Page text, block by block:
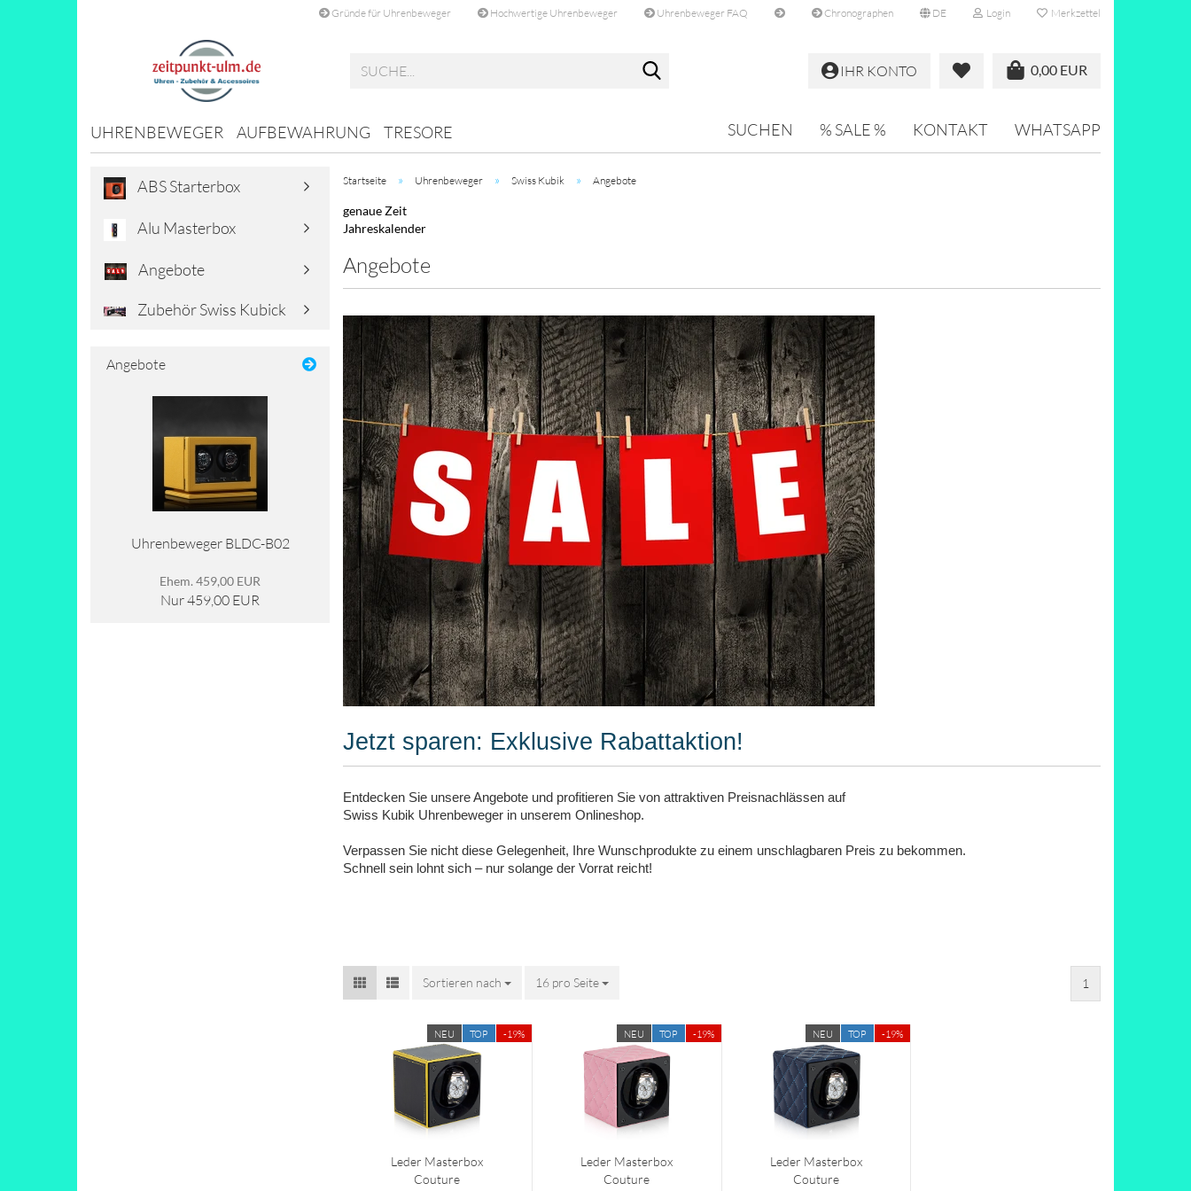
Gründe für Uhrenbeweger Hochwertige Uhrenbeweger Uhrenbeweger FAQ Chronographen DE Login Merkzettel
0,00 EUR
IHR KONTO
UHRENBEWEGER AUFBEWAHRUNG TRESORE SUCHEN % SALE % KONTAKT WHATSAPP
Startseite » Uhrenbeweger » Swiss Kubik » Angebote
genaue Zeit
Jahreskalender
Angebote
Jetzt sparen: Exklusive Rabattaktion!
Entdecken Sie unsere Angebote und profitieren Sie von attraktiven Preisnachlässen auf
Swiss Kubik Uhrenbeweger in unserem Onlineshop.
Verpassen Sie nicht diese Gelegenheit, Ihre Wunschprodukte zu einem unschlagbaren Preis zu bekommen.
Schnell sein lohnt sich – nur solange der Vorrat reicht!
Sortieren nach
Sortieren nach 16 pro Seite
pro Seite 1
NEU TOP -19%
Leder Masterbox
Couture
NEU TOP -19%
Leder Masterbox
Couture
NEU TOP -19%
Leder Masterbox
Couture
ABS Starterbox
Alu Masterbox
Angebote
Zubehör Swiss Kubick
Angebote
Uhrenbeweger BLDC-B02
Ehem. 459,00 EUR
Nur 459,00 EUR